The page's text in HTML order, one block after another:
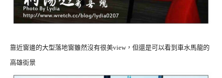
靠近窗邊的大型落地窗雖然沒有很美view，但還是可以看到車水馬龍的
高雄街景